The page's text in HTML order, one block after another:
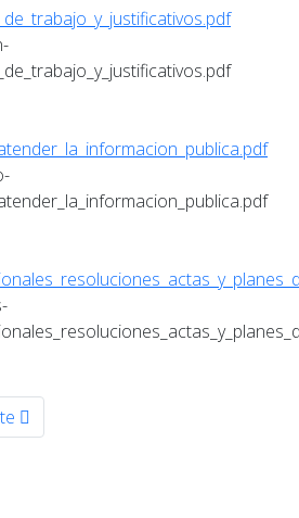
2022
siguiente: Agosto 2022